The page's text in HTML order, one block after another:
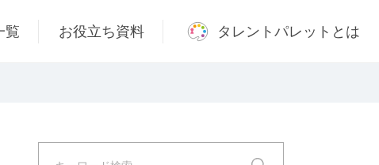
覧 お役立ち資料 タレントパレットとは